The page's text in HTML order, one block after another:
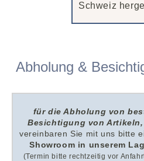
Schweiz
Abholung &
für die Abholung von
Besichtigung von
vereinbaren Sie mit uns bitte
Showroom in unserem
(Termin bitte rechtzeitig vor